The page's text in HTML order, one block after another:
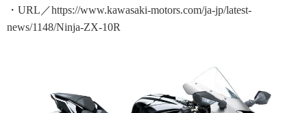
・URL／https://www.kawasaki-motors.com/ja-jp/latest-
news/1148/Ninja-ZX-10R